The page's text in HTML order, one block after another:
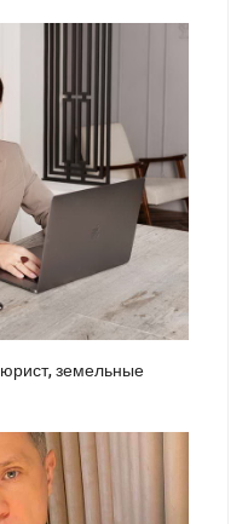
земельные